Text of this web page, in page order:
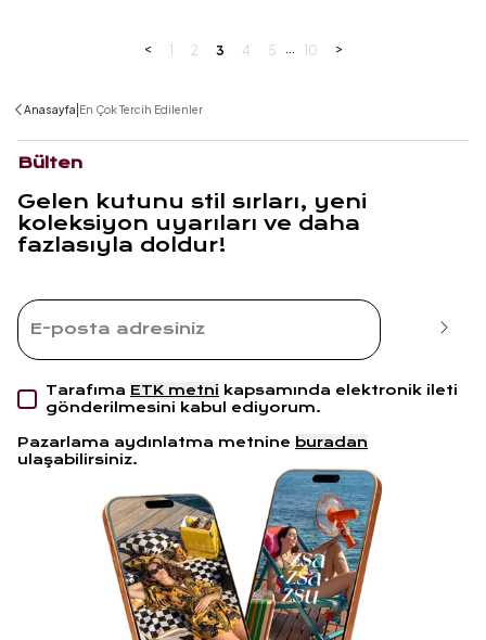
< 1 2 3 4 5 ... 10 >
Anasayfa En Çok Tercih Edilenler
Bülten
Gelen kutunu stil sırları, yeni
koleksiyon uyarıları ve daha
fazlasıyla doldur!
Tarafıma ETK metni kapsamında elektronik ileti
gönderilmesini kabul ediyorum.
Pazarlama aydınlatma metnine buradan
ulaşabilirsiniz.